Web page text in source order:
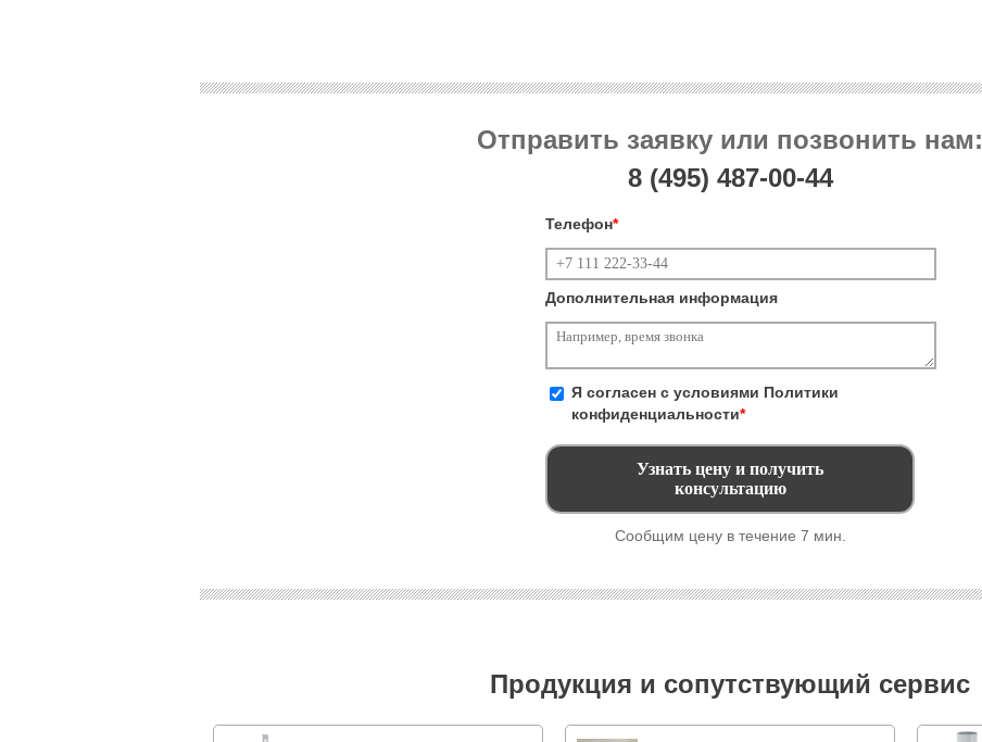
Отправить заявку или позвонить нам:
8 (495) 487-00-44
Телефон*
Дополнительная информация
Я согласен с условиями Политики
конфиденциальности*
Сообщим цену в течение 7 мин.
Продукция и сопутствующий сервис